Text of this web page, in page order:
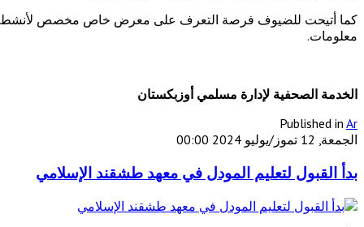
كما أتيحت للضيوف فرصة التعرف على معرض خاص مخصص لأنشطة
معلومات.
الخدمة الصحفية لإدارة مسلمي أوزبكستان
Published in Ar
الجمعة, 12 تموز/يوليو 2024 00:00
بدأ القبول لتعليم المودل في معهد طشقند الإسلامي